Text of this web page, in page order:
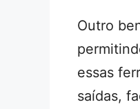
Outro
essas
saídas,